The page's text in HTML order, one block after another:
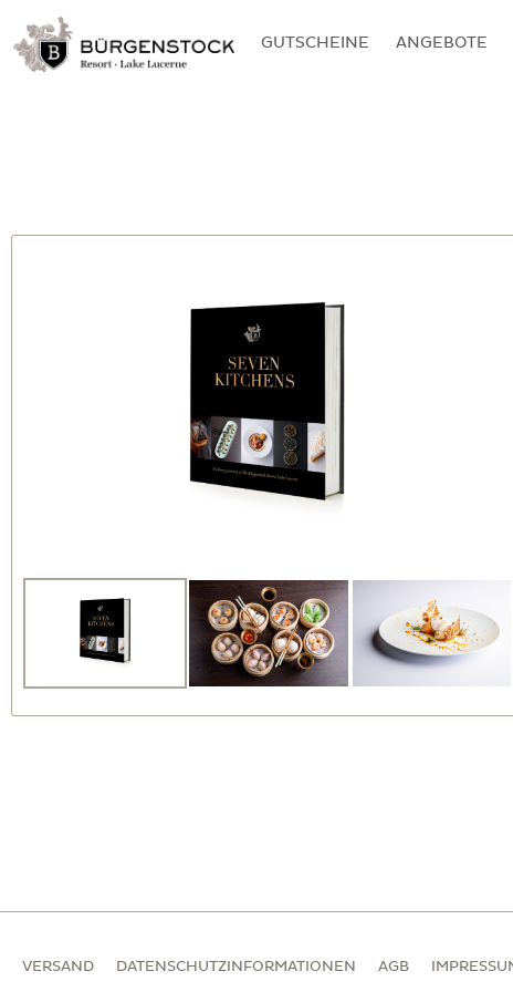
GUTSCHEINE ANGEBOTE
VERSAND DATENSCHUTZINFORMATIONEN AGB